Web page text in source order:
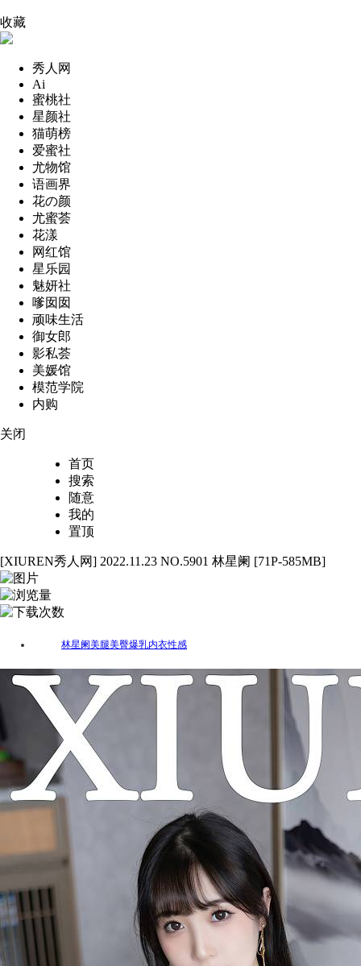
收藏
秀人网
Ai
蜜桃社
星颜社
猫萌榜
爱蜜社
尤物馆
语画界
花の颜
尤蜜荟
花漾
网红馆
星乐园
魅妍社
嗲囡囡
顽味生活
御女郎
影私荟
美媛馆
模范学院
内购
关闭
首页
搜索
随意
我的
置顶
[XIUREN秀人网] 2022.11.23 NO.5901 林星阑 [71P-585MB]
林星阑美腿美臀爆乳内衣性感